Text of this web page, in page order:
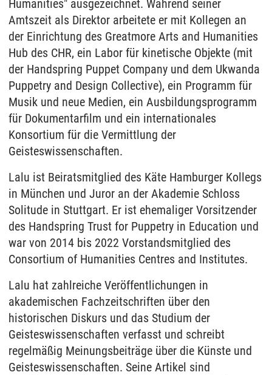
Humanities" ausgezeichnet. Während seiner
Amtszeit als Direktor arbeitete er mit Kollegen an
der Einrichtung des Greatmore Arts and Humanities
Hub des CHR, ein Labor für kinetische Objekte (mit
der Handspring Puppet Company und dem Ukwanda
Puppetry and Design Collective), ein Programm für
Musik und neue Medien, ein Ausbildungsprogramm
für Dokumentarfilm und ein internationales
Konsortium für die Vermittlung der
Geisteswissenschaften.
Lalu ist Beiratsmitglied des Käte Hamburger Kollegs
in München und Juror an der Akademie Schloss
Solitude in Stuttgart. Er ist ehemaliger Vorsitzender
des Handspring Trust for Puppetry in Education und
war von 2014 bis 2022 Vorstandsmitglied des
Consortium of Humanities Centres and Institutes.
Lalu hat zahlreiche Veröffentlichungen in
akademischen Fachzeitschriften über den
historischen Diskurs und das Studium der
Geisteswissenschaften verfasst und schreibt
regelmäßig Meinungsbeiträge über die Künste und
Geisteswissenschaften. Seine Artikel sind